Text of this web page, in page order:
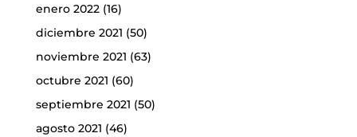
enero 2022(16)
diciembre 2021 (50)
noviembre 2021 (63)
octubre 2021 (60)
septiembre 2021 (50)
agosto 2021 (46)